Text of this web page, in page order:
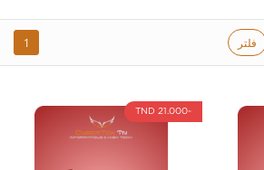
فلتر 1
-21.000 TND